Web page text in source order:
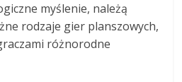
myślenie, należą
rodzaje gier planszowych,
różnorodne